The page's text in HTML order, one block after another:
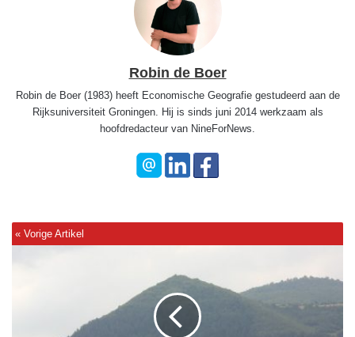
Robin de Boer
Robin de Boer (1983) heeft Economische Geografie gestudeerd aan de
Rijksuniversiteit Groningen. Hij is sinds juni 2014 werkzaam als
hoofdredacteur van NineForNews.